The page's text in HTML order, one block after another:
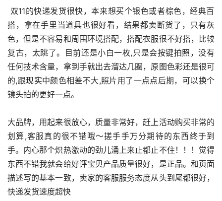
搭，拿在手里当道具也很好看，结果都卖断货了，只有灰
色，但是不容易和周围环境搭配，搭配衣服很不好搭，比较
复古，太跳了。目前还是小白一枚,只是会按键拍照，没有
任何技术含量，拿到手就出去溜达几圈，原图色彩还是很可
的,跟现实中颜色相差不大,照片用了一点点后期，可以换个
镜头拍的更好一点。
大品牌，用起来很放心，质量非常好，赶上活动购买非常的
划算,客服真的很不错哦～搓手手万分期待的东西终于到
手。内心那个炽热激动的劲儿涌上来止都止不住！！！觉得
东西不错我就会给好评宝贝产品质量很好，是正品。和页面
描述写的基本一致，卖家的客服服务态度从头到尾都很好，
快递发货速度超快